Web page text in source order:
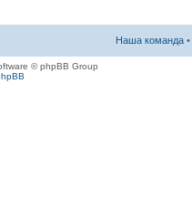
Наша команда •
© phpBB Group